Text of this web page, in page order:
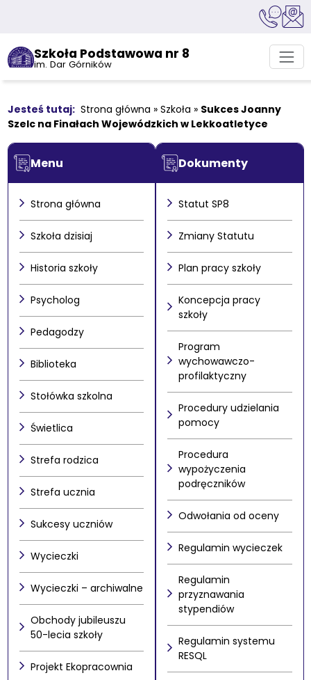
Szkoła Podstawowa nr 8
im. Dar Górników
Strona główna » Szkoła » Sukces Joanny
Szelc na Finałach Wojewódzkich w Lekkoatletyce
Menu
Strona główna
Szkoła dzisiaj
Historia szkoły
Psycholog
Pedagodzy
Biblioteka
Stołówka szkolna
Świetlica
Strefa rodzica
Strefa ucznia
Sukcesy uczniów
Wycieczki
Wycieczki – archiwalne
Obchody jubileuszu
50-lecia szkoły
Projekt Ekopracownia
Dokumenty
Statut SP8
Zmiany Statutu
Plan pracy szkoły
Koncepcja pracy
szkoły
Program
wychowawczo-
profilaktyczny
Procedury udzielania
pomocy
Procedura
wypożyczenia
podręczników
Odwołania od oceny
Regulamin wycieczek
Regulamin
przyznawania
stypendiów
Regulamin systemu
RESQL